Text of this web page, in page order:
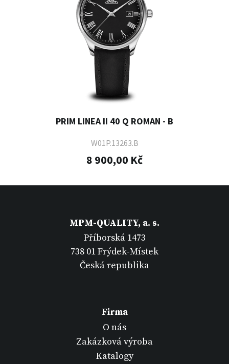
PRIM LINEA II 40 Q ROMAN - B
W01P.13263.B
8 900,00 Kč
MPM-QUALITY, a. s.
Příborská 1473
738 01 Frýdek-Místek
Česká republika
Firma
O nás
Zakázková výroba
Katalogy